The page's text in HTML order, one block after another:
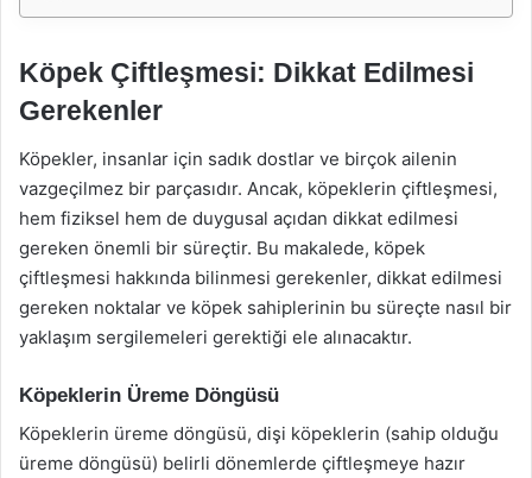
Köpek Çiftleşmesi: Dikkat Edilmesi
Gerekenler
Köpekler, insanlar için sadık dostlar ve birçok ailenin
vazgeçilmez bir parçasıdır. Ancak, köpeklerin çiftleşmesi,
hem fiziksel hem de duygusal açıdan dikkat edilmesi
gereken önemli bir süreçtir. Bu makalede, köpek
çiftleşmesi hakkında bilinmesi gerekenler, dikkat edilmesi
gereken noktalar ve köpek sahiplerinin bu süreçte nasıl bir
yaklaşım sergilemeleri gerektiği ele alınacaktır.
Köpeklerin Üreme Döngüsü
Köpeklerin üreme döngüsü, dişi köpeklerin (sahip olduğu
üreme döngüsü) belirli dönemlerde çiftleşmeye hazır